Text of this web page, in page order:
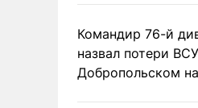
Командир 76-й
назвал потери
Добропольском